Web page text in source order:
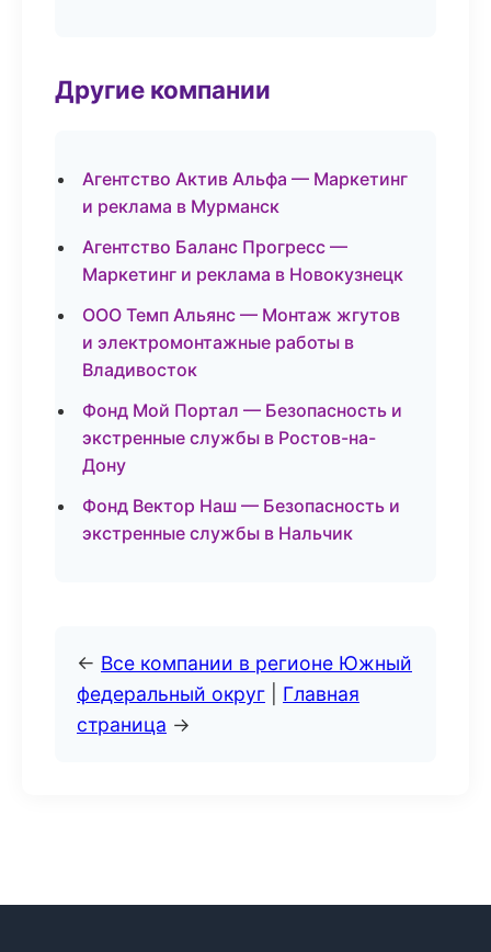
Другие компании
Агентство Актив Альфа — Маркетинг
и реклама в Мурманск
Агентство Баланс Прогресс —
Маркетинг и реклама в Новокузнецк
ООО Темп Альянс — Монтаж жгутов
и электромонтажные работы в
Владивосток
Фонд Мой Портал — Безопасность и
экстренные службы в Ростов-на-
Дону
Фонд Вектор Наш — Безопасность и
экстренные службы в Нальчик
← Все компании в регионе Южный
федеральный округ
Главная
страница →